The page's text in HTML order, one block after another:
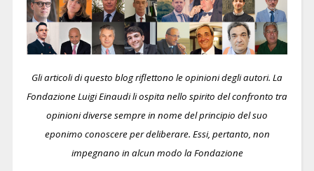
Gli articoli di questo blog riflettono le opinioni degli autori. La
Fondazione Luigi Einaudi li ospita nello spirito del confronto tra
opinioni diverse sempre in nome del principio del suo
eponimo conoscere per deliberare. Essi, pertanto, non
impegnano in alcun modo la Fondazione